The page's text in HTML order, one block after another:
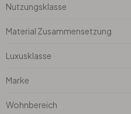
Nutzungsklasse
Material Zusammensetzung
Luxusklasse
Marke
Wohnbereich